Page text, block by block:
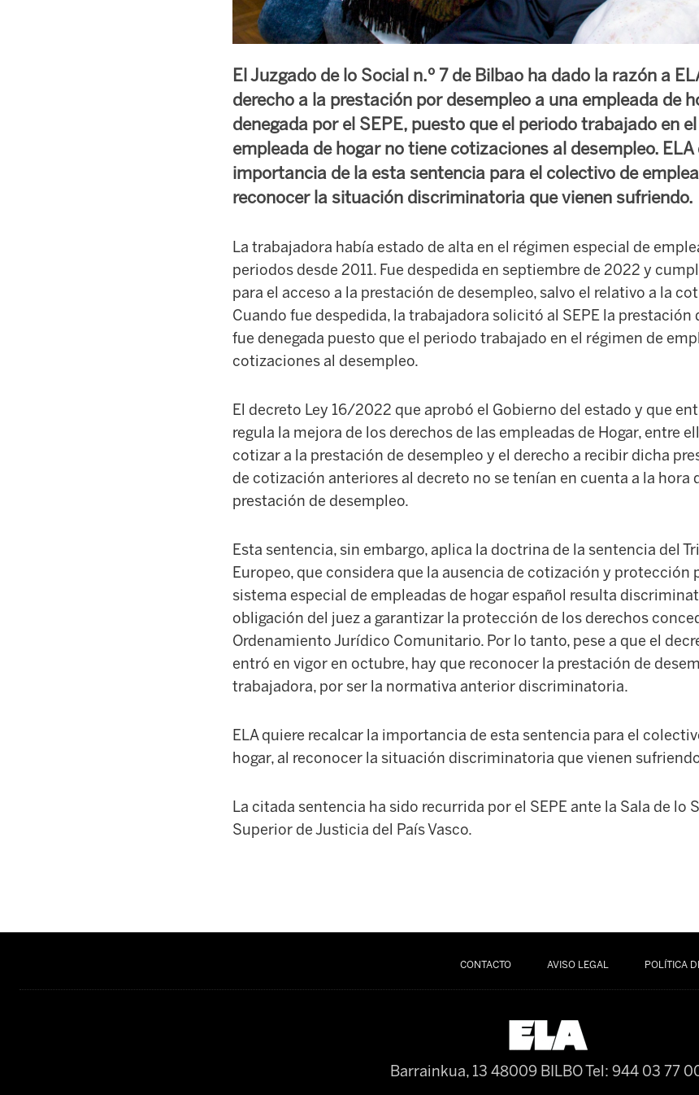
El Juzgado de lo Social n.º 7 de Bilbao ha dado la razón a
derecho a la prestación por desempleo a una empleada de
denegada por el SEPE, puesto que el periodo trabajado en
empleada de hogar no tiene cotizaciones al desempleo.
importancia de la esta sentencia para el colectivo de
reconocer la situación discriminatoria que vienen sufriendo.
La trabajadora había estado de alta en el régimen especial de
periodos desde 2011. Fue despedida en septiembre de 2022 y
para el acceso a la prestación de desempleo, salvo el relativo a la
Cuando fue despedida, la trabajadora solicitó al SEPE la prestación
fue denegada puesto que el periodo trabajado en el régimen de
cotizaciones al desempleo.
El decreto Ley 16/2022 que aprobó el Gobierno del estado y que
regula la mejora de los derechos de las empleadas de Hogar, entre
cotizar a la prestación de desempleo y el derecho a recibir dicha
de cotización anteriores al decreto no se tenían en cuenta a la hora
prestación de desempleo.
Esta sentencia, sin embargo, aplica la doctrina de la sentencia del
Europeo, que considera que la ausencia de cotización y protección
sistema especial de empleadas de hogar español resulta
obligación del juez a garantizar la protección de los derechos
Ordenamiento Jurídico Comunitario. Por lo tanto, pese a que el
entró en vigor en octubre, hay que reconocer la prestación de
trabajadora, por ser la normativa anterior discriminatoria.
ELA quiere recalcar la importancia de esta sentencia para el
hogar, al reconocer la situación discriminatoria que vienen
La citada sentencia ha sido recurrida por el SEPE ante la Sala de lo
Superior de Justicia del País Vasco.
CONTACTO AVISO LEGAL POLÍTICA
Barrainkua, 13 48009 BILBOTel: 944 03 77